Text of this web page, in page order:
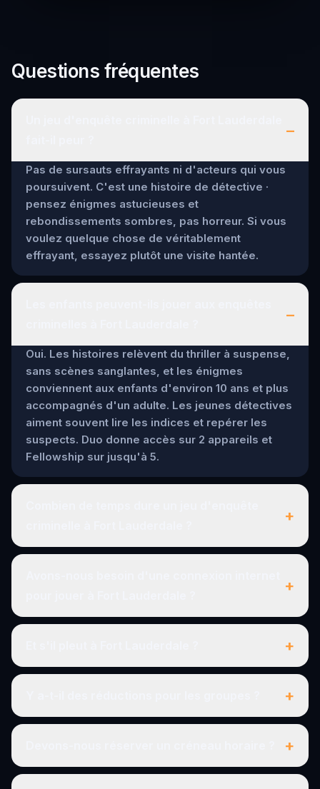
Questions fréquentes
–
Pas de sursauts effrayants ni d'acteurs qui vous
poursuivent. C'est une histoire de détective ·
pensez énigmes astucieuses et
rebondissements sombres, pas horreur. Si vous
voulez quelque chose de véritablement
effrayant, essayez plutôt une visite hantée.
–
Oui. Les histoires relèvent du thriller à suspense,
sans scènes sanglantes, et les énigmes
conviennent aux enfants d'environ 10 ans et plus
accompagnés d'un adulte. Les jeunes détectives
aiment souvent lire les indices et repérer les
suspects. Duo donne accès sur 2 appareils et
Fellowship sur jusqu'à 5.
+
+
+
+
+